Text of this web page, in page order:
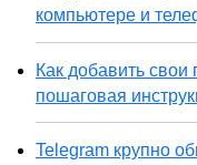
компьютере и
Как добавить
пошаговая
Telegram крупно